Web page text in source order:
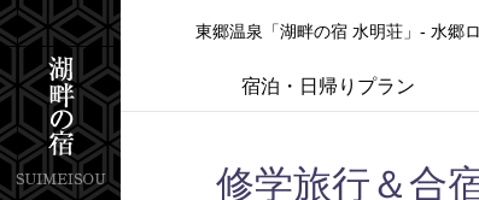
東郷温泉「湖畔の宿 水明荘」- 水郷
宿泊・日帰りプラン
修学旅行＆合